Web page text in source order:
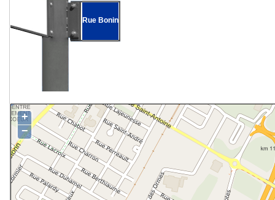
Rue Bonin
+
−